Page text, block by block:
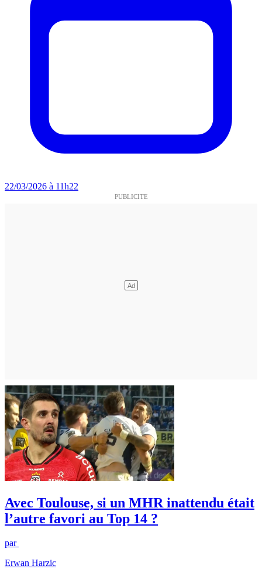
22/03/2026 à 11h22
Avec Toulouse, si un MHR inattendu était
l’autre favori au Top 14 ?
par
Erwan Harzic